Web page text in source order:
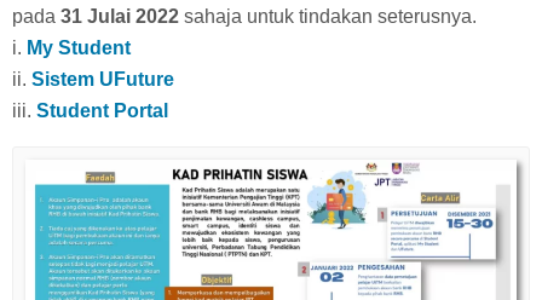
pada 31 Julai 2022 sahaja untuk tindakan seterusnya.
i. My Student
ii. Sistem UFuture
iii. Student Portal